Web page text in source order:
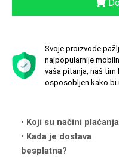
Svoje proizvode
najpopularnije
vaša pitanja, naš
osposobljen kako bi
Koji su načini
Kada je dostava
besplatna?
Love motivi